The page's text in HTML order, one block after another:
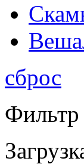
сброс
Фильтр